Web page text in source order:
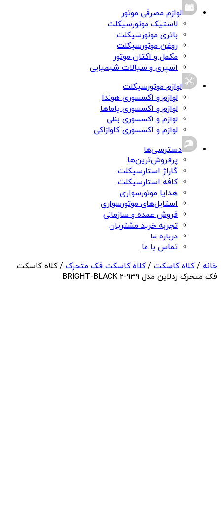
لوازم مصرفی موتور
لاستیک موتورسیکلت
باتری موتورسیکلت
روغن موتورسیکلت
مکمل و اکتان موتور
اسپری و سیالات شیمیایی
لوازم موتورسیکلت
لوازم و اکسسوری هوندا
لوازم و اکسسوری یاماها
لوازم و اکسسوری بنلی
لوازم و اکسسوری کاوازاکی
دسترسی‌ها
پرفروش‌ترین‌ها
گاراژ استارسیکلت
کافه استارسیکلت
هدایا موتورسواری
استایل‌های موتورسواری
فروش عمده و سازمانی
تجربه خرید مشتریان
درباره ما
تماس با ما
خانه /کلاه کاسکت /کلاه کاسکت فک متحرک / کلاه کاسکت
فک متحرک ردلاین مدل 939-2 BRIGHT-BLACK